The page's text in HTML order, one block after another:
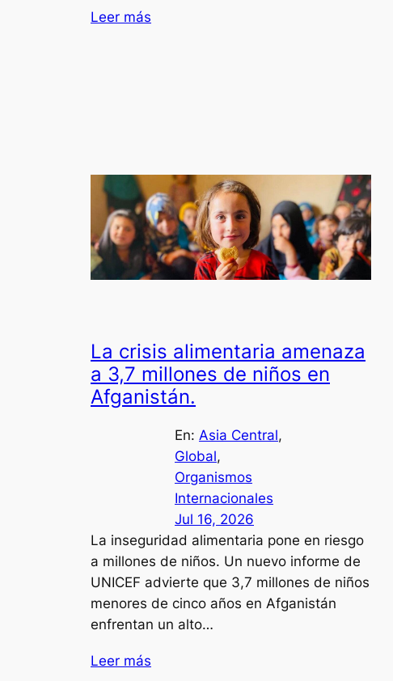
Leer más
La crisis alimentaria amenaza
a 3,7 millones de niños en
Afganistán.
En: Asia Central
Global
Organismos
Internacionales
Jul 16, 2026
La inseguridad alimentaria pone en riesgo
a millones de niños. Un nuevo informe de
UNICEF advierte que 3,7 millones de niños
menores de cinco años en Afganistán
enfrentan un alto…
Leer más